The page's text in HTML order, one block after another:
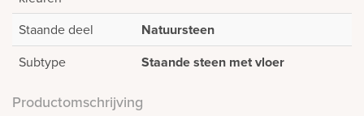
Staande deel Natuursteen
Subtype Staande steen met vloer
Productomschrijving